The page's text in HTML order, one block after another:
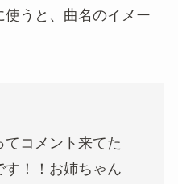
うと、曲名のイメー
コメント来てた
す！！お姉ちゃん